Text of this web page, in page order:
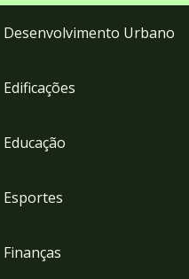
Desenvolvimento Urbano
Edificações
Educação
Esportes
Finanças